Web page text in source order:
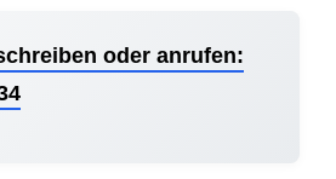
oder anrufen: